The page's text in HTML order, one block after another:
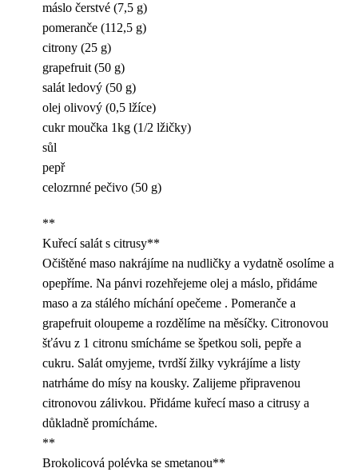
máslo čerstvé (7,5 g)
pomeranče (112,5 g)
citrony (25 g)
grapefruit (50 g)
salát ledový (50 g)
olej olivový (0,5 lžíce)
cukr moučka 1kg (1/2 lžičky)
sůl
pepř
celozrnné pečivo (50 g)
**
Kuřecí salát s citrusy**
Očištěné maso nakrájíme na nudličky a vydatně osolíme a
opepříme. Na pánvi rozehřejeme olej a máslo, přidáme
maso a za stálého míchání opečeme . Pomeranče a
grapefruit oloupeme a rozdělíme na měsíčky. Citronovou
šťávu z 1 citronu smícháme se špetkou soli, pepře a
cukru. Salát omyjeme, tvrdší žilky vykrájíme a listy
natrháme do mísy na kousky. Zalijeme připravenou
citronovou zálivkou. Přidáme kuřecí maso a citrusy a
důkladně promícháme.
**
Brokolicová polévka se smetanou**